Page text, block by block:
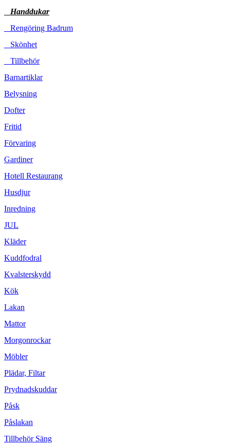
Handdukar
Rengöring Badrum
Skönhet
Tillbehör
Barnartiklar
Belysning
Dofter
Fritid
Förvaring
Gardiner
Hotell Restaurang
Husdjur
Inredning
JUL
Kläder
Kuddfodral
Kvalsterskydd
Kök
Lakan
Mattor
Morgonrockar
Möbler
Plädar, Filtar
Prydnadskuddar
Påsk
Påslakan
Tillbehör Säng